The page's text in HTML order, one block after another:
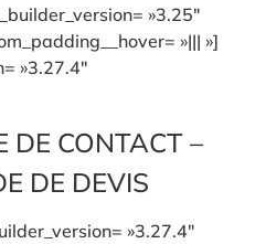
»3.25″
»||| »]
»3.27.4″
DE CONTACT –
DE DEVIS
»3.27.4″